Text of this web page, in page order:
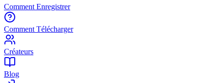
Comment Enregistrer
Comment Télécharger
Créateurs
Blog